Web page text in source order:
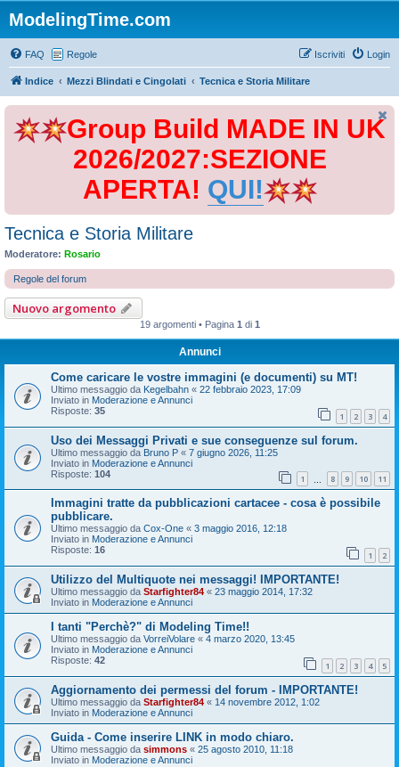
ModelingTime.com
FAQ Regole Login
Iscriviti
Indice Mezzi Blindati e Cingolati Tecnica e Storia Militare
Group Build MADE IN UK
2026/2027:SEZIONE
APERTA! QUI!
Tecnica e Storia Militare
Moderatore: Rosario
Regole del forum
Nuovo argomento
19 argomenti • Pagina 1 di 1
Annunci
Come caricare le vostre immagini (e documenti) su MT!
Ultimo messaggio da Kegelbahn « 22 febbraio 2023, 17:09
Inviato in Moderazione e Annunci
Risposte: 35 1 2 3 4
Uso dei Messaggi Privati e sue conseguenze sul forum.
Ultimo messaggio da Bruno P « 7 giugno 2026, 11:25
Inviato in Moderazione e Annunci
Risposte: 104 1 8 9 10 11
Immagini tratte da pubblicazioni cartacee - cosa è possibile
pubblicare.
Ultimo messaggio da Cox-One « 3 maggio 2016, 12:18
Inviato in Moderazione e Annunci
Risposte: 16 1 2
Utilizzo del Multiquote nei messaggi! IMPORTANTE!
Ultimo messaggio da Starfighter84 « 23 maggio 2014, 17:32
Inviato in Moderazione e Annunci
I tanti "Perchè?" di Modeling Time!!
Ultimo messaggio da VorreiVolare « 4 marzo 2020, 13:45
Inviato in Moderazione e Annunci
Risposte: 42 1 2 3 4 5
Aggiornamento dei permessi del forum - IMPORTANTE!
Ultimo messaggio da Starfighter84 « 14 novembre 2012, 1:02
Inviato in Moderazione e Annunci
Guida - Come inserire LINK in modo chiaro.
Ultimo messaggio da simmons « 25 agosto 2010, 11:18
Inviato in Moderazione e Annunci